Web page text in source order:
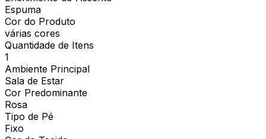
Espuma
Cor do Produto
várias cores
Quantidade de Itens
1
Ambiente Principal
Sala de Estar
Cor Predominante
Rosa
Tipo de Pé
Fixo